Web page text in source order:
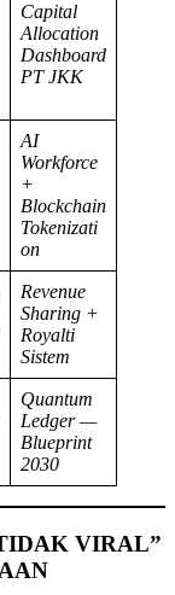
Capital
Allocation
Dashboard
PT JKK
AI
Workforce
+
Blockchain
Tokenizati
on
Revenue
Sharing +
Royalti
Sistem
Quantum
Ledger —
Blueprint
2030
VIRAL”